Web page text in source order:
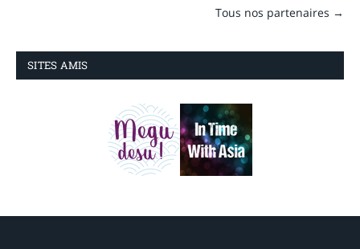
Tous nos partenaires →
SITES AMIS